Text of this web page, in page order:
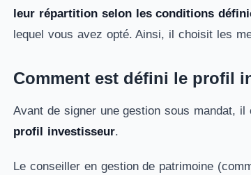
leur répartition selon les conditions
lequel vous avez opté. Ainsi, il choisit les
Comment est défini le profil
Avant de signer une gestion sous mandat, il
profil investisseur.
Le conseiller en gestion de patrimoine